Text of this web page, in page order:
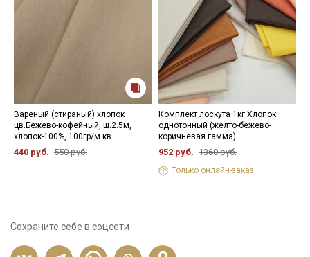
Вареный (стираный) хлопок
цв.Бежево-кофейный, ш.2.5м,
хлопок-100%, 100гр/м.кв
440 руб. 550 руб.
Комплект лоскута 1кг Хлопок
однотонный (желто-бежево-
коричневая гамма)
952 руб. 1360 руб.
Только онлайн-заказ
Сохраните себе в соцсети